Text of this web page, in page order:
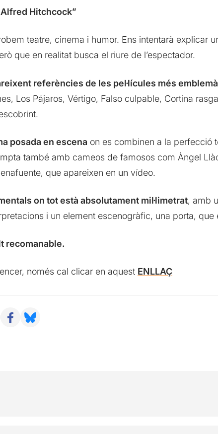
Hitchcock”
teatre, cinema i humor. Ens intentarà explicar
que en realitat busca el riure de l’espectador.
referències de les pel·lícules més
Los Pájaros, Vértigo, Falso culpable, Cortina
posada en escena on es combinen a la perfecció
també amb cameos de famosos com Àngel
que apareixen en un vídeo.
on tot està absolutament mil·limetrat, amb
i un element escenogràfic, una porta,
recomanable.
només cal clicar en aquest ENLLAÇ